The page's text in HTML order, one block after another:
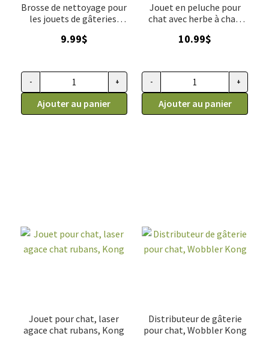
Brosse de nettoyage pour
les jouets de gâteries,
9.99$
quantité de Brosse de nettoyage pour les jouets de gâteries,
- +
Ajouter au panier
Jouet en peluche pour
chat avec herbe à chat,
10.99$
quantité de Jouet en peluche
- +
Ajouter au panier
Jouet pour chat, laser
agace chat rubans, Kong
Distributeur de gâterie
pour chat, Wobbler Kong